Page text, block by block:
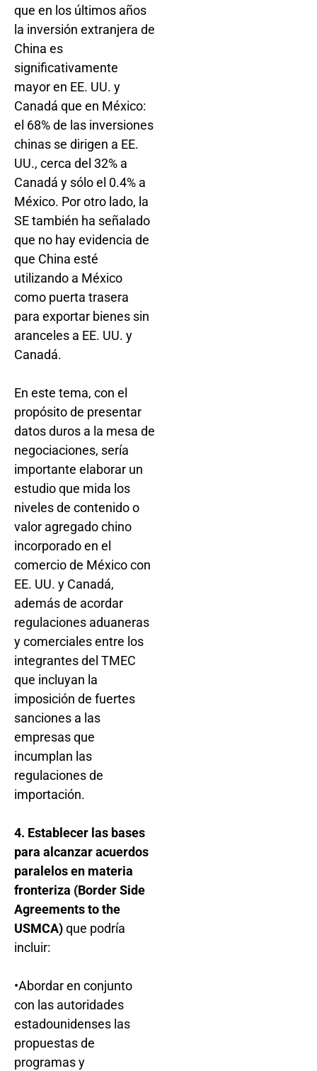
que en los últimos años
la inversión extranjera de
China es
significativamente
mayor en EE. UU. y
Canadá que en México:
el 68% de las inversiones
chinas se dirigen a EE.
UU., cerca del 32% a
Canadá y sólo el 0.4% a
México. Por otro lado, la
SE también ha señalado
que no hay evidencia de
que China esté
utilizando a México
como puerta trasera
para exportar bienes sin
aranceles a EE. UU. y
Canadá.
En este tema, con el
propósito de presentar
datos duros a la mesa de
negociaciones, sería
importante elaborar un
estudio que mida los
niveles de contenido o
valor agregado chino
incorporado en el
comercio de México con
EE. UU. y Canadá,
además de acordar
regulaciones aduaneras
y comerciales entre los
integrantes del TMEC
que incluyan la
imposición de fuertes
sanciones a las
empresas que
incumplan las
regulaciones de
importación.
4. Establecer las bases
para alcanzar acuerdos
paralelos en materia
fronteriza (Border Side
Agreements to the
USMCA)que podría
incluir:
•Abordar en conjunto
con las autoridades
estadounidenses las
propuestas de
programas y